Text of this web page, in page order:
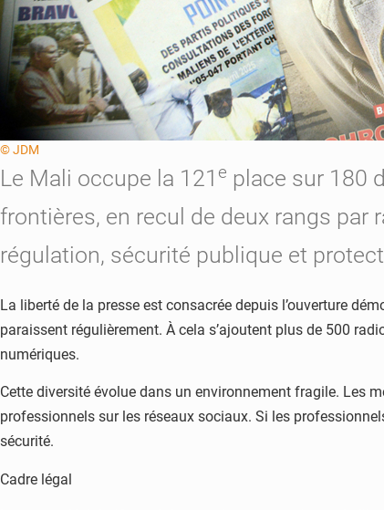
© JDM
Le Mali occupe la 121 e place sur 180
frontières, en recul de deux rangs par
régulation, sécurité publique et
La liberté de la presse est consacrée depuis l’ouverture
paraissent régulièrement. À cela s’ajoutent plus de 500
numériques.
Cette diversité évolue dans un environnement fragile. Les
professionnels sur les réseaux sociaux. Si les
sécurité.
Cadre légal